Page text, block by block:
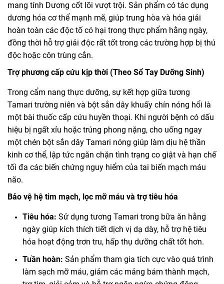
mang tính Dương cốt lõi vượt trội. Sản phẩm có tác dụng
dương hóa cơ thể mạnh mẽ, giúp trung hòa và hóa giải
hoàn toàn các độc tố có hại trong thực phẩm hằng ngày,
đồng thời hỗ trợ giải độc rất tốt trong các trường hợp bị thú
độc hoặc côn trùng cắn.
Trợ phương cấp cứu kịp thời (Theo Sổ Tay Dưỡng Sinh)
Trong cẩm nang thực dưỡng, sự kết hợp giữa tương
Tamari trường niên và bột sắn dây khuấy chín nóng hổi là
một bài thuốc cấp cứu huyền thoại. Khi người bệnh có dấu
hiệu bị ngất xỉu hoặc trúng phong nặng, cho uống ngay
một chén bột sắn dây Tamari nóng giúp làm dịu hệ thần
kinh cơ thể, lập tức ngăn chặn tình trạng co giật và hạn chế
tối đa các biến chứng nguy hiểm của tai biến mạch máu
não.
Bảo vệ hệ tim mạch, lọc mỡ máu và trợ tiêu hóa
Tiêu hóa: Sử dụng tương Tamari trong bữa ăn hằng
ngày giúp kích thích tiết dịch vị dạ dày, hỗ trợ hệ tiêu
hóa hoạt động trơn tru, hấp thụ dưỡng chất tốt hơn.
Tuần hoàn: Sản phẩm tham gia tích cực vào quá trình
làm sạch mỡ máu, giảm các mảng bám thành mạch,